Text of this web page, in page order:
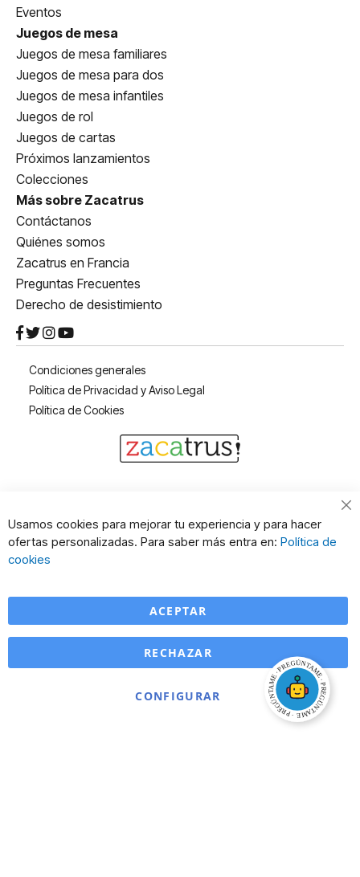
Eventos
Juegos de mesa
Juegos de mesa familiares
Juegos de mesa para dos
Juegos de mesa infantiles
Juegos de rol
Juegos de cartas
Próximos lanzamientos
Colecciones
Más sobre Zacatrus
Contáctanos
Quiénes somos
Zacatrus en Francia
Preguntas Frecuentes
Derecho de desistimiento
Condiciones generales
Política de Privacidad y Aviso Legal
Política de Cookies
Usamos cookies para mejorar tu experiencia y para hacer
ofertas personalizadas. Para saber más entra en: Política de
cookies
ACEPTAR
CONFIGURAR
RECHAZAR